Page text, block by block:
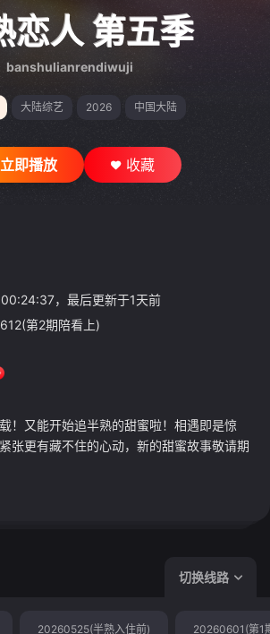
恋人 第五季
banshulianrendiwuji
大陆综艺 2026 中国大陆
立即播放 收藏
，最后更新于1天前
第2期陪看上)
！又能开始追半熟的甜蜜啦！相遇即是惊
张更有藏不住的心动，新的甜蜜故事敬请期
切换线路
20260525(半熟入住前) 20260601(第1